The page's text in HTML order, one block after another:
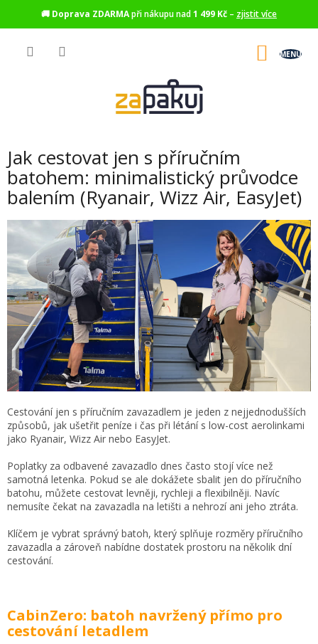
🚚 Doprava ZDARMApři nákupu nad1 499 Kč – zjistit více
Jak cestovat jen s příručním
batohem: minimalistický průvodce
balením (Ryanair, Wizz Air, EasyJet)
Cestování jen s příručním zavazadlem je jeden z nejjednodušších
způsobů, jak ušetřit peníze i čas při létání s low-cost aerolinkami
jako Ryanair, Wizz Air nebo EasyJet.
Poplatky za odbavené zavazadlo dnes často stojí více než
samotná letenka. Pokud se ale dokážete sbalit jen do příručního
batohu, můžete cestovat levněji, rychleji a flexibilněji. Navíc
nemusíte čekat na zavazadla na letišti a nehrozí ani jeho ztráta.
Klíčem je vybrat správný batoh, který splňuje rozměry příručního
zavazadla a zároveň nabídne dostatek prostoru na několik dní
cestování.
CabinZero: batoh navržený přímo pro
cestování letadlem